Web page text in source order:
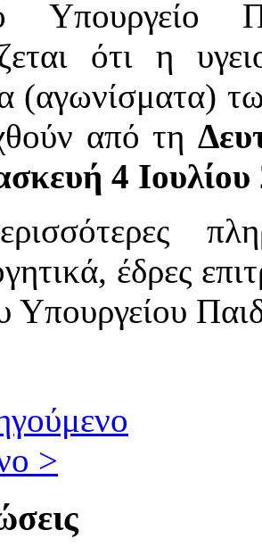
ότι η
(αγωνίσματα)
από τη
4 Ιουλίου
έδρες
Υπουργείου
>